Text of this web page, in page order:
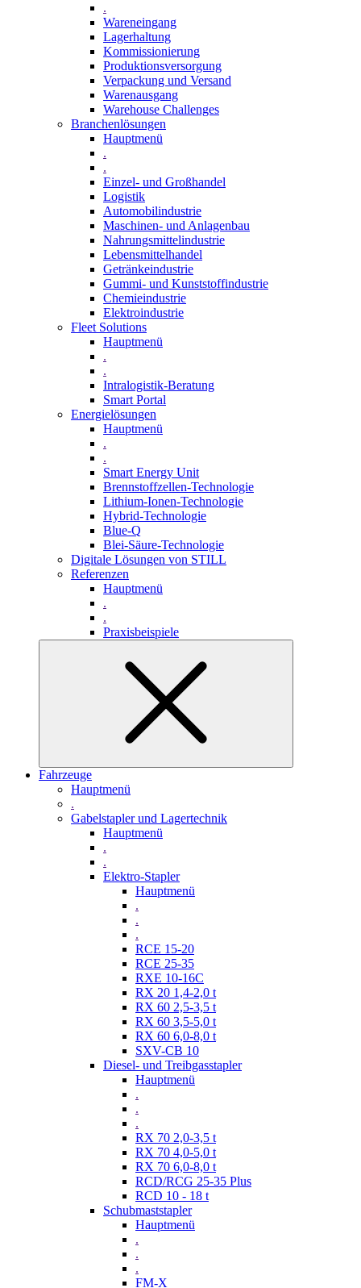
.
Wareneingang
Lagerhaltung
Kommissionierung
Produktionsversorgung
Verpackung und Versand
Warenausgang
Warehouse Challenges
Branchenlösungen
Hauptmenü
.
.
Einzel- und Großhandel
Logistik
Automobilindustrie
Maschinen- und Anlagenbau
Nahrungsmittelindustrie
Lebensmittelhandel
Getränkeindustrie
Gummi­- und Kunststoffindustrie
Chemieindustrie
Elektroindustrie
Fleet Solutions
Hauptmenü
.
.
Intralogistik-Beratung
Smart Portal
Energielösungen
Hauptmenü
.
.
Smart Energy Unit
Brennstoffzellen-Technologie
Lithium-Ionen-Technologie
Hybrid-Technologie
Blue-Q
Blei-Säure-Technologie
Digitale Lösungen von STILL
Referenzen
Hauptmenü
.
.
Praxisbeispiele
Fahrzeuge
Hauptmenü
.
Gabelstapler und Lagertechnik
Hauptmenü
.
.
Elektro-Stapler
Hauptmenü
.
.
.
RCE 15-20
RCE 25-35
RXE 10-16C
RX 20 1,4-2,0 t
RX 60 2,5-3,5 t
RX 60 3,5-5,0 t
RX 60 6,0-8,0 t
SXV-CB 10
Diesel- und Treibgasstapler
Hauptmenü
.
.
.
RX 70 2,0-3,5 t
RX 70 4,0-5,0 t
RX 70 6,0-8,0 t
RCD/RCG 25-35 Plus
RCD 10 - 18 t
Schubmaststapler
Hauptmenü
.
.
.
FM-X